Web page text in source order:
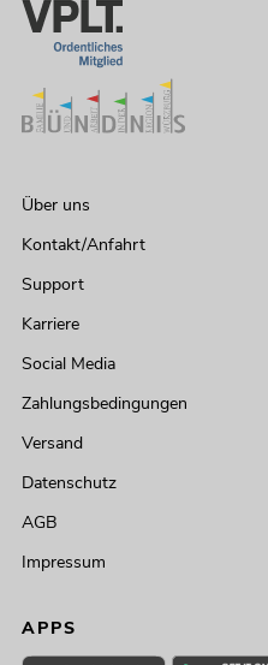
Über uns
Kontakt/Anfahrt
Support
Karriere
Social Media
Zahlungsbedingungen
Versand
Datenschutz
AGB
Impressum
APPS